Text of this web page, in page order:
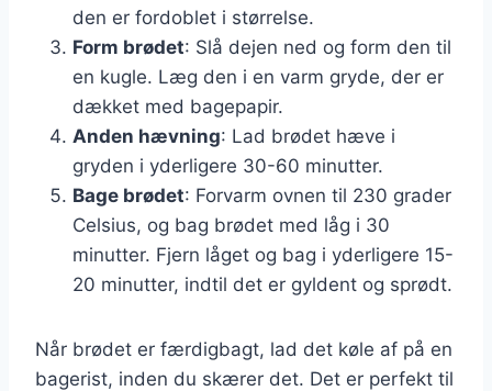
den er fordoblet i størrelse.
Form brødet: Slå dejen ned og form den til
en kugle. Læg den i en varm gryde, der er
dækket med bagepapir.
Anden hævning: Lad brødet hæve i
gryden i yderligere 30-60 minutter.
Bage brødet: Forvarm ovnen til 230 grader
Celsius, og bag brødet med låg i 30
minutter. Fjern låget og bag i yderligere 15-
20 minutter, indtil det er gyldent og sprødt.
Når brødet er færdigbagt, lad det køle af på en
bagerist, inden du skærer det. Det er perfekt til